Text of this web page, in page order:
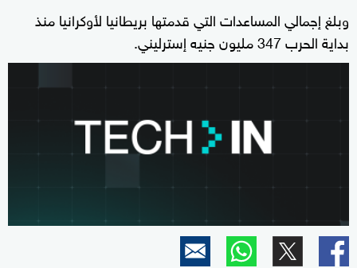
وبلغ إجمالي المساعدات التي قدمتها بريطانيا لأوكرانيا منذ
بداية الحرب 347 مليون جنيه إسترليني.